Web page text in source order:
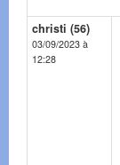
christi (56)
03/09/2023 à
12:28